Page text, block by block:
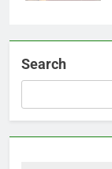
Search